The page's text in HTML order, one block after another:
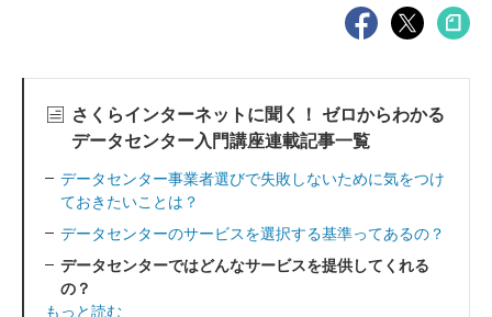
さくらインターネットに聞く！ ゼロからわかる
データセンター入門講座連載記事一覧
データセンター事業者選びで失敗しないために気をつけ
ておきたいことは？
データセンターのサービスを選択する基準ってあるの？
データセンターではどんなサービスを提供してくれる
の？
もっと読む